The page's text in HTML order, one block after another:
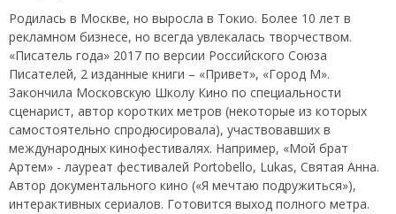
Родилась в Москве, но выросла в Токио. Более 10 лет в
рекламном бизнесе, но всегда увлекалась творчеством.
«Писатель года» 2017 по версии Российского Союза
Писателей, 2 изданные книги – «Привет», «Город М».
Закончила Московскую Школу Кино по специальности
сценарист, автор коротких метров (некоторые из которых
самостоятельно спродюсировала), участвовавших в
международных кинофестивалях. Например, «Мой брат
Артем» - лауреат фестивалей Portobello, Lukas, Святая Анна.
Автор документального кино («Я мечтаю подружиться»),
интерактивных сериалов. Готовится выход полного метра.